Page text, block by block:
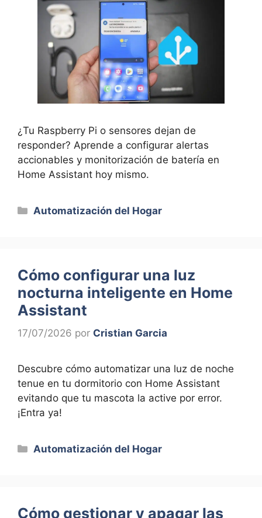
¿Tu Raspberry Pi o sensores dejan de
responder? Aprende a configurar alertas
accionables y monitorización de batería en
Home Assistant hoy mismo.
Categorías
Automatización del Hogar
Cómo configurar una luz
nocturna inteligente en Home
Assistant
17/07/2026 por Cristian Garcia
Descubre cómo automatizar una luz de noche
tenue en tu dormitorio con Home Assistant
evitando que tu mascota la active por error.
¡Entra ya!
Categorías
Automatización del Hogar
Cómo gestionar y apagar las